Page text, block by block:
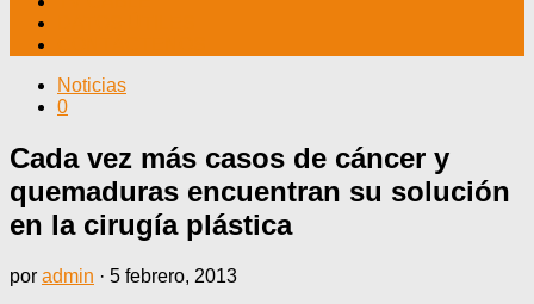
Noticias
0
Cada vez más casos de cáncer y
quemaduras encuentran su solución
en la cirugía plástica
por admin · 5 febrero, 2013